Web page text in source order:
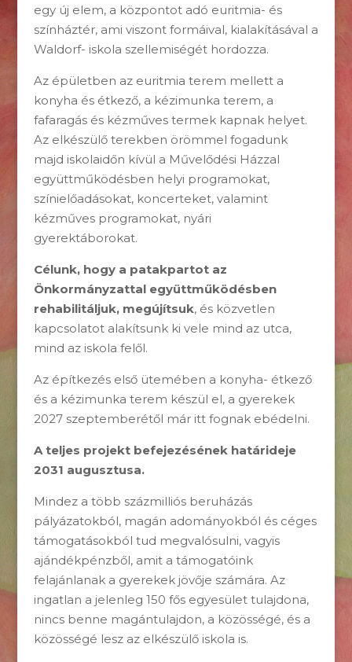
egy új elem, a központot adó euritmia- és
színháztér, ami viszont formáival, kialakításával a
Waldorf- iskola szellemiségét hordozza.
Az épületben az euritmia terem mellett a
konyha és étkező, a kézimunka terem, a
fafaragás és kézműves termek kapnak helyet.
Az elkészülő terekben örömmel fogadunk
majd iskolaidőn kívül a Művelődési Házzal
együttműködésben helyi programokat,
színielőadásokat, koncerteket, valamint
kézműves programokat, nyári
gyerektáborokat.
Célunk, hogy a patakpartot az
Önkormányzattal együttműködésben
rehabilitáljuk, megújítsuk, és közvetlen
kapcsolatot alakítsunk ki vele mind az utca,
mind az iskola felől.
Az építkezés első ütemében a konyha- étkező
és a kézimunka terem készül el, a gyerekek
2027 szeptemberétől már itt fognak ebédelni.
A teljes projekt befejezésének határideje
2031 augusztusa.
Mindez a több százmilliós beruházás
pályázatokból, magán adományokból és céges
támogatásokból tud megvalósulni, vagyis
ajándékpénzből, amit a támogatóink
felajánlanak a gyerekek jövője számára. Az
ingatlan a jelenleg 150 fős egyesület tulajdona,
nincs benne magántulajdon, a közösségé, és a
közösségé lesz az elkészülő iskola is.